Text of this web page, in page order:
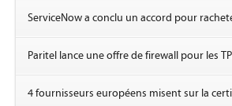
ServiceNow a conclu un accord pour
Paritel lance une offre de firewall pour les
4 fournisseurs européens misent sur la